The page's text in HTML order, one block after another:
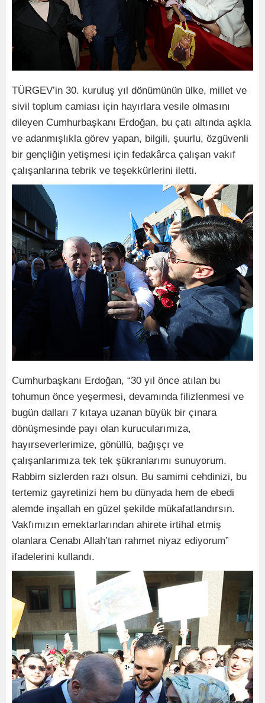
TÜRGEV’in 30. kuruluş yıl dönümünün ülke, millet ve
sivil toplum camiası için hayırlara vesile olmasını
dileyen Cumhurbaşkanı Erdoğan, bu çatı altında aşkla
ve adanmışlıkla görev yapan, bilgili, şuurlu, özgüvenli
bir gençliğin yetişmesi için fedakârca çalışan vakıf
çalışanlarına tebrik ve teşekkürlerini iletti.
Cumhurbaşkanı Erdoğan, “30 yıl önce atılan bu
tohumun önce yeşermesi, devamında filizlenmesi ve
bugün dalları 7 kıtaya uzanan büyük bir çınara
dönüşmesinde payı olan kurucularımıza,
hayırseverlerimize, gönüllü, bağışçı ve
çalışanlarımıza tek tek şükranlarımı sunuyorum.
Rabbim sizlerden razı olsun. Bu samimi cehdinizi, bu
tertemiz gayretinizi hem bu dünyada hem de ebedi
alemde inşallah en güzel şekilde mükafatlandırsın.
Vakfımızın emektarlarından ahirete irtihal etmiş
olanlara Cenabı Allah’tan rahmet niyaz ediyorum”
ifadelerini kullandı.